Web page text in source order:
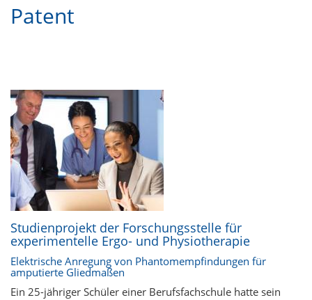
Patent
Studienprojekt der Forschungsstelle für
experimentelle Ergo- und Physiotherapie
Elektrische Anregung von Phantomempfindungen für
amputierte Gliedmaßen
Ein 25-jähriger Schüler einer Berufsfachschule hatte sein